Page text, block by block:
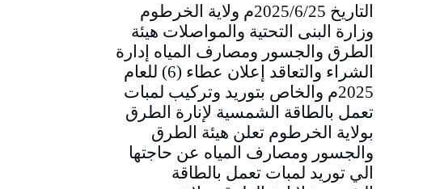
التاريخ 2025/6/25م ولاية الخرطوم
وزارة البنى التحتية والمواصلات هيئة
الطرق والجسور ومصارف المياه إدارة
الشراء والتعاقد إعلان عطاء (6) للعام
2025م والخاص بتوريد وتركيب لمبات
تعمل بالطاقة الشمسية لإنارة الطرق
بولاية الخرطوم تعلن هيئة الطرق
والجسور ومصارف المياه عن حاجتها
الي توريد لمبات تعمل بالطاقة